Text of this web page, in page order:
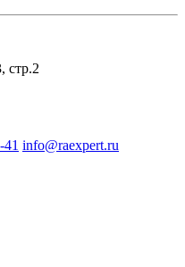
стр.2
info@raexpert.ru